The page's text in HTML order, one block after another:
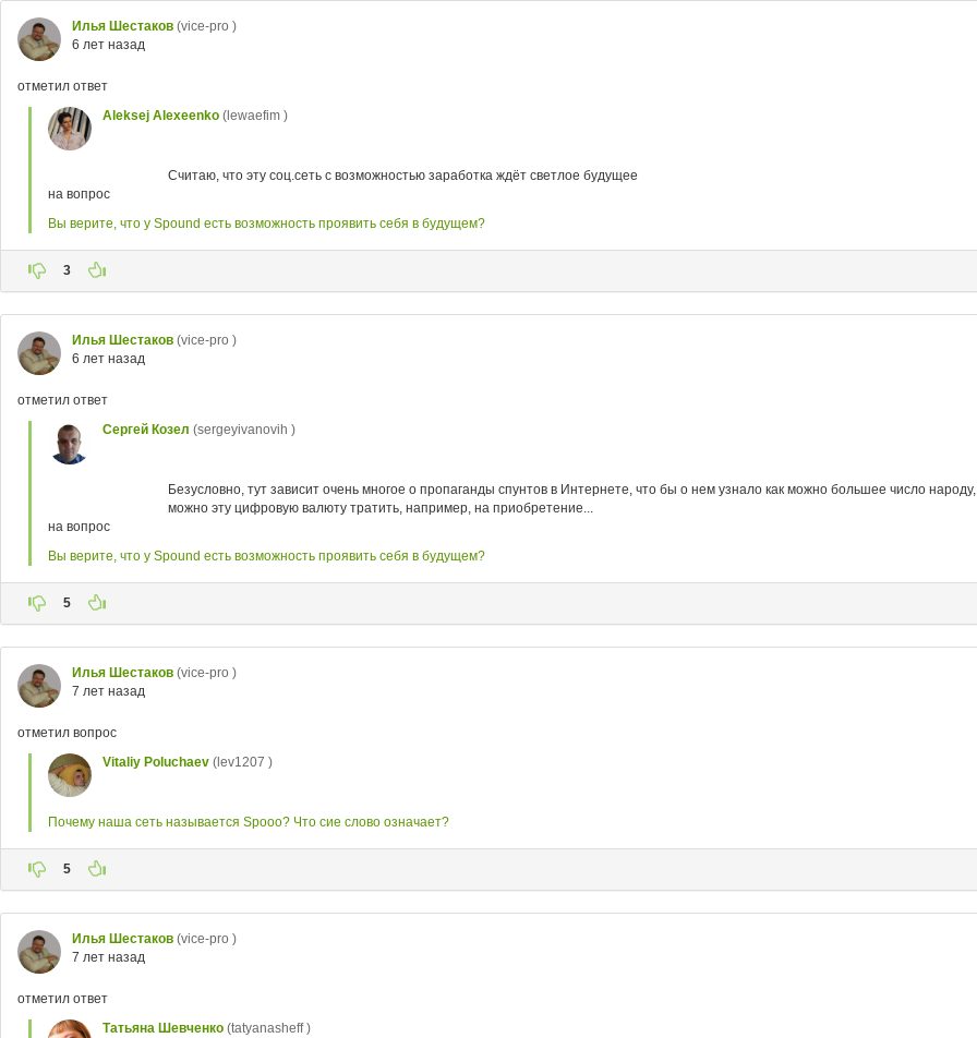
Илья Шестаков (vice-pro )
6 лет назад
отметил ответ
Aleksej Alexeenko (lewaefim )
Считаю, что эту соц.сеть с возможностью заработка ждёт светлое будущее
на вопрос
Вы верите, что у Spound есть возможность проявить себя в будущем?
3
Илья Шестаков (vice-pro )
6 лет назад
отметил ответ
Сергей Козел (sergeyivanovih )
Безусловно, тут зависит очень многое о пропаганды спунтов в Интернете, что бы о нем узнало как можно большее число
можно эту цифровую валюту тратить, например, на приобретение...
на вопрос
Вы верите, что у Spound есть возможность проявить себя в будущем?
5
Илья Шестаков (vice-pro )
7 лет назад
отметил вопрос
Vitaliy Poluchaev (lev1207 )
Почему наша сеть называется Spooo? Что сие слово означает?
5
Илья Шестаков (vice-pro )
7 лет назад
отметил ответ
Татьяна Шевченко (tatyanasheff )